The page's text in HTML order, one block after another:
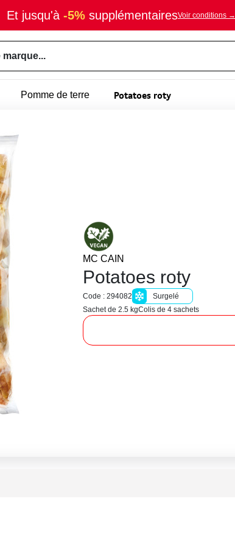
Et jusqu'à -5% supplémentairesVoir conditions →
Pomme de terre Potatoes roty
MC CAIN
Potatoes roty
Code : 294082
Surgelé
Sachet de 2.5 kgColis de 4 sachets